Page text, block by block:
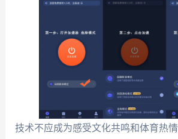
技术不应成为感受文化共鸣和体育热